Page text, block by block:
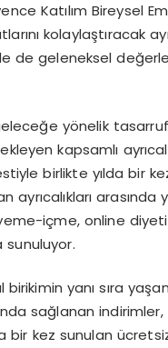
Katılım Bireysel
kolaylaştıracak
ile de geleneksel
yönelik
kapsamlı
birlikte yılda bir
arasında
içme, online
sunuluyor.
yanı sıra
sağlanan
bir kez sunulan